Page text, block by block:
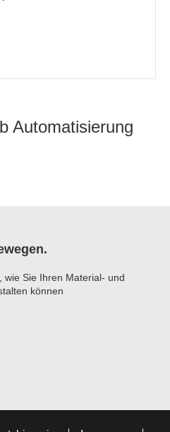
Automatisierung
wie Sie Ihren Material- und
können